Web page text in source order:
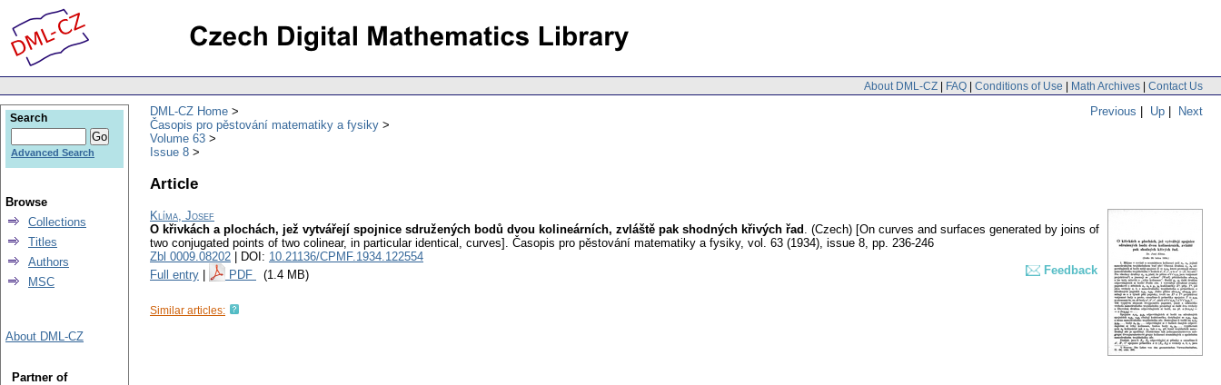
About DML-CZ | FAQ | Conditions of Use | Math Archives | Contact Us
Previous | Up | Next
DML-CZ Home
Časopis pro pěstování matematiky a fysiky
Volume 63
Issue 8
Article
Klíma, Josef
O křivkách a plochách, jež vytvářejí spojnice sdružených bodů dvou kolineárních, zvláště pak shodných křivých řad . (Czech) [On curves and surfaces generated by joins of
two conjugated points of two colinear, in particular identical, curves]. Časopis pro pěstování matematiky a fysiky, vol. 63 (1934), issue 8, pp. 236-246
Zbl 0009.08202 | DOI: 10.21136/CPMF.1934.122554
Full entry
PDF (1.4 MB) Feedback
Similar articles:
Search
Advanced Search
Browse
Collections
Titles
Authors
MSC
About DML-CZ
Partner of